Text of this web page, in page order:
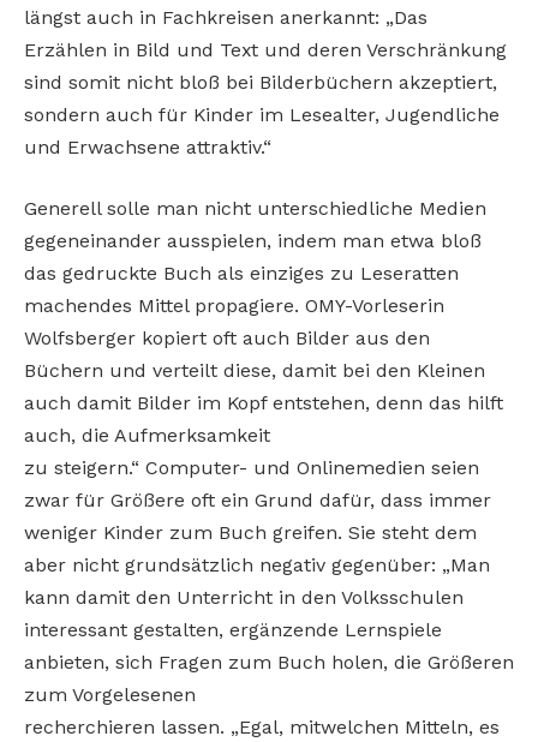
längst auch in Fachkreisen anerkannt: „Das
Erzählen in Bild und Text und deren Verschränkung
sind somit nicht bloß bei Bilderbüchern akzeptiert,
sondern auch für Kinder im Lesealter, Jugendliche
und Erwachsene attraktiv.“
Generell solle man nicht unterschiedliche Medien
gegeneinander ausspielen, indem man etwa bloß
das gedruckte Buch als einziges zu Leseratten
machendes Mittel propagiere. OMY-Vorleserin
Wolfsberger kopiert oft auch Bilder aus den
Büchern und verteilt diese, damit bei den Kleinen
auch damit Bilder im Kopf entstehen, denn das hilft
auch, die Aufmerksamkeit
zu steigern.“ Computer- und Onlinemedien seien
zwar für Größere oft ein Grund dafür, dass immer
weniger Kinder zum Buch greifen. Sie steht dem
aber nicht grundsätzlich negativ gegenüber: „Man
kann damit den Unterricht in den Volksschulen
interessant gestalten, ergänzende Lernspiele
anbieten, sich Fragen zum Buch holen, die Größeren
zum Vorgelesenen
recherchieren lassen. „Egal, mitwelchen Mitteln, es